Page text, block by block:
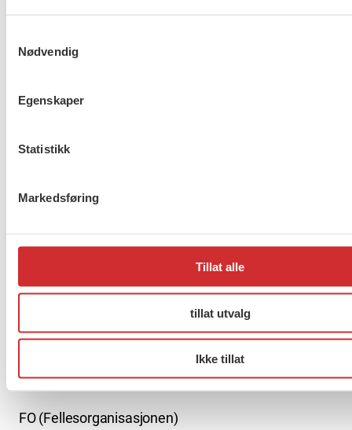
Nødvendig
Egenskaper
Statistikk
Markedsføring
Tillat alle
tillat utvalg
Ikke tillat
Møt Anneli i yrkesetisk råd
About us (English)
FO (Fellesorganisasjonen)